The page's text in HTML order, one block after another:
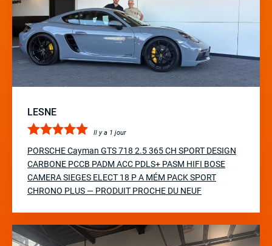
LESNE
Il y a 1 jour
PORSCHE Cayman GTS 718 2.5 365 CH SPORT DESIGN
CARBONE PCCB PADM ACC PDLS+ PASM HIFI BOSE
CAMERA SIEGES ELECT 18 P A MÉM PACK SPORT
CHRONO PLUS — PRODUIT PROCHE DU NEUF